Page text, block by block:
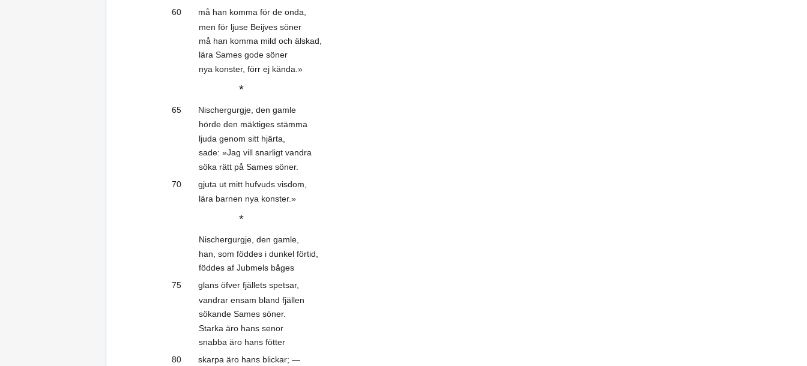
60 må han komma för de onda,
men för ljuse Beijves söner
må han komma mild och älskad,
lära Sames gode söner
nya konster, förr ej kända.»
*
65 Nischergurgje, den gamle
hörde den mäktiges stämma
ljuda genom sitt hjärta,
sade: »Jag vill snarligt vandra
söka rätt på Sames söner.
70 gjuta ut mitt hufvuds visdom,
lära barnen nya konster.»
*
Nischergurgje, den gamle,
han, som föddes i dunkel förtid,
föddes af Jubmels båges
75 glans öfver fjällets spetsar,
vandrar ensam bland fjällen
sökande Sames söner.
Starka äro hans senor
snabba äro hans fötter
80 skarpa äro hans blickar; —